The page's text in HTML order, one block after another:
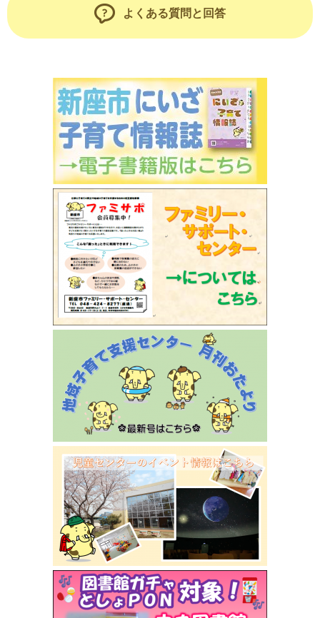
よくある質問と回答